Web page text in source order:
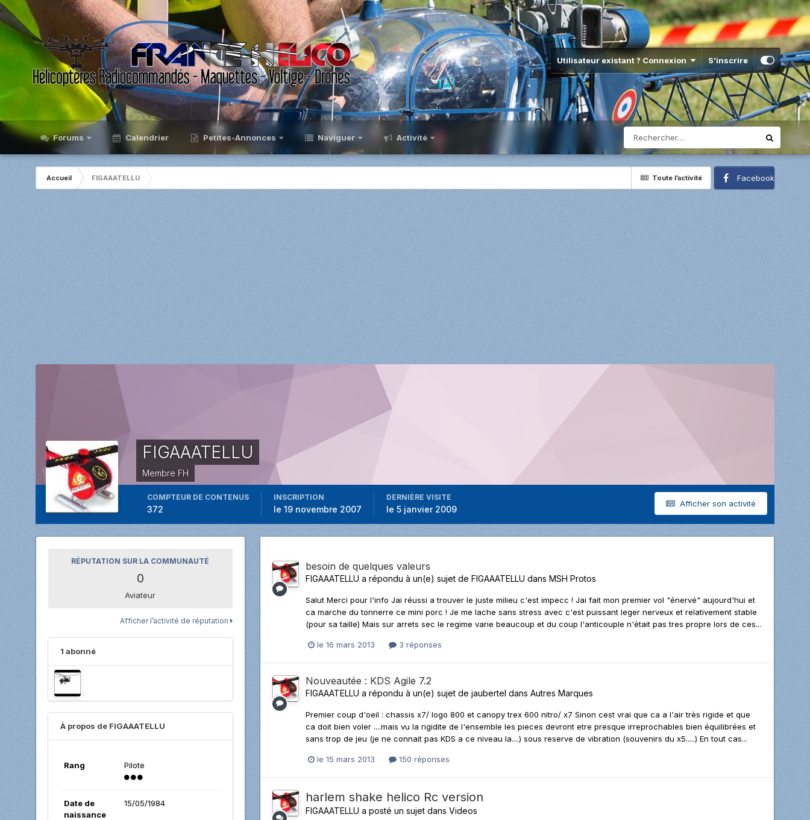
Utilisateur existant ? Connexion S’inscrire
Forums Calendrier Petites-Annonces Naviguer Activité
Toute l’activité
Accueil FIGAAATELLU Facebook
FIGAAATELLU
Membre FH
Afficher son activité
COMPTEUR DE CONTENUS
372
INSCRIPTION
le 19 novembre 2007
DERNIÈRE VISITE
le 5 janvier 2009
RÉPUTATION SUR LA COMMUNAUTÉ
0
Aviateur
Afficher l’activité de réputation
1 abonné
À propos de FIGAAATELLU
Rang Pilote
Date de
naissance
15/05/1984
besoin de quelques valeurs
FIGAAATELLU a répondu à un(e) sujet de FIGAAATELLU dans MSH Protos
Salut Merci pour l'info Jai réussi a trouver le juste milieu c'est impecc ! Jai fait mon premier vol "énervé" aujourd'hui et
ca marche du tonnerre ce mini porc ! Je me lache sans stress avec c'est puissant leger nerveux et relativement stable
(pour sa taille) Mais sur arrets sec le regime varie beaucoup et du coup l'anticouple n'était pas tres propre lors de ces...
le 16 mars 2013 3 réponses
Nouveautée : KDS Agile 7.2
FIGAAATELLU a répondu à un(e) sujet de jaubertel dans Autres Marques
Premier coup d'oeil : chassis x7/ logo 800 et canopy trex 600 nitro/ x7 Sinon cest vrai que ca a l'air très rigide et que
ca doit bien voler ....mais vu la rigidite de l'ensemble les pieces devront etre presque irreprochables bien équilibrées et
sans trop de jeu (je ne connait pas KDS a ce niveau la....) sous reserve de vibration (souvenirs du x5.....) En tout cas...
le 15 mars 2013 150 réponses
harlem shake helico Rc version
FIGAAATELLU a posté un sujet dans Videos